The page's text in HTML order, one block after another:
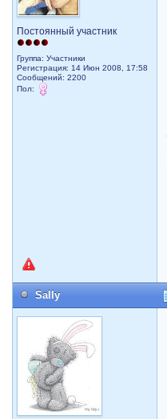
Постоянный участник
Группа: Участники
Регистрация: 14 Июн 2008, 17:58
Сообщений: 2200
Пол:
Sally